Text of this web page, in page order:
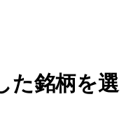
た銘柄を選